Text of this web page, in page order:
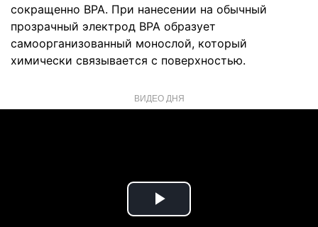
сокращенно BPA. При нанесении на обычный
прозрачный электрод BPA образует
самоорганизованный монослой, который
химически связывается с поверхностью.
ВИДЕО ДНЯ
Play